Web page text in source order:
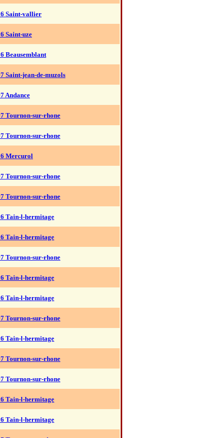
Saint-vallier
Saint-uze
Beausemblant
Saint-jean-de-muzols
Andance
Tournon-sur-rhone
Tournon-sur-rhone
Mercurol
Tournon-sur-rhone
Tournon-sur-rhone
Tain-l-hermitage
Tain-l-hermitage
Tournon-sur-rhone
Tain-l-hermitage
Tain-l-hermitage
Tournon-sur-rhone
Tain-l-hermitage
Tournon-sur-rhone
Tournon-sur-rhone
Tain-l-hermitage
Tain-l-hermitage